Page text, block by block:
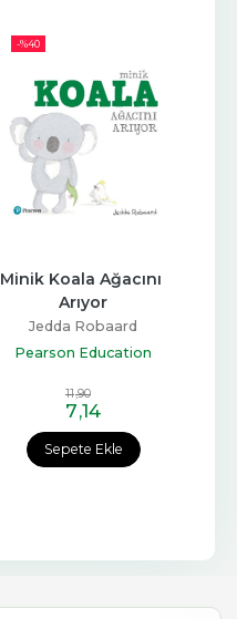
-%40
Sepete Ekle
Minik Koala Ağacını
Arıyor
Jedda Robaard
Pearson Education
11,90
7,14